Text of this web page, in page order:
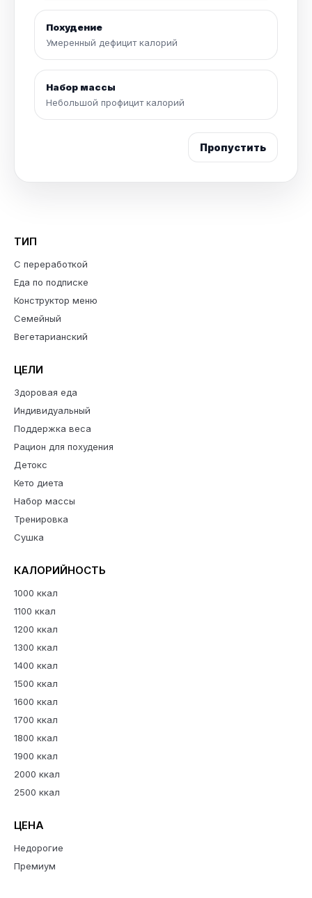
Похудение
Умеренный дефицит калорий
Набор массы
Небольшой профицит калорий
Пропустить
ТИП
С переработкой
Еда по подписке
Конструктор меню
Семейный
Вегетарианский
ЦЕЛИ
Здоровая еда
Индивидуальный
Поддержка веса
Рацион для похудения
Детокс
Кето диета
Набор массы
Тренировка
Сушка
КАЛОРИЙНОСТЬ
1000 ккал
1100 ккал
1200 ккал
1300 ккал
1400 ккал
1500 ккал
1600 ккал
1700 ккал
1800 ккал
1900 ккал
2000 ккал
2500 ккал
ЦЕНА
Недорогие
Премиум